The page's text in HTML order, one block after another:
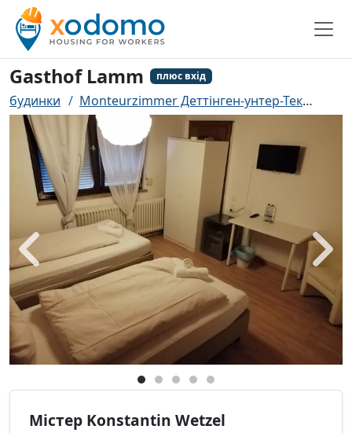
Gasthof Lamm плюс вхід
будинки Monteurzimmer Деттінген-унтер-Тек
назад
Містер Konstantin Wetzel